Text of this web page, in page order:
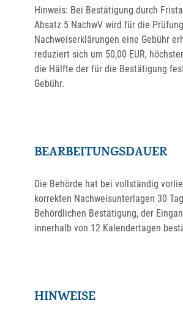
Hinweis: Bei Bestätigung durch
Absatz 5 NachwV wird für die
Nachweiserklärungen eine Gebühr
reduziert sich um 50,00 EUR,
die Hälfte der für die Bestätigung
Gebühr.
BEARBEITUNGSDAUER
Die Behörde hat bei vollständig
korrekten Nachweisunterlagen 30
Behördlichen Bestätigung, der
innerhalb von 12 Kalendertagen
HINWEISE